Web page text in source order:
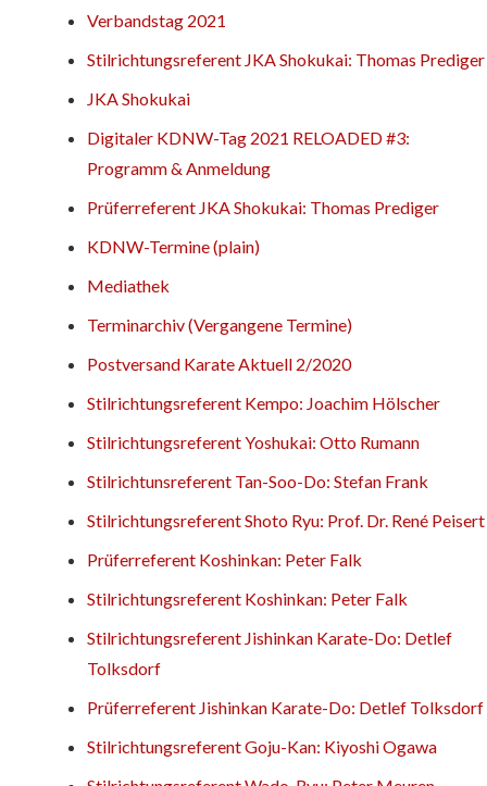
Verbandstag 2021
Stilrichtungsreferent JKA Shokukai: Thomas Prediger
JKA Shokukai
Digitaler KDNW-Tag 2021 RELOADED #3:
Programm & Anmeldung
Prüferreferent JKA Shokukai: Thomas Prediger
KDNW-Termine (plain)
Mediathek
Terminarchiv (Vergangene Termine)
Postversand Karate Aktuell 2/2020
Stilrichtungsreferent Kempo: Joachim Hölscher
Stilrichtungsreferent Yoshukai: Otto Rumann
Stilrichtunsreferent Tan-Soo-Do: Stefan Frank
Stilrichtungsreferent Shoto Ryu: Prof. Dr. René Peisert
Prüferreferent Koshinkan: Peter Falk
Stilrichtungsreferent Koshinkan: Peter Falk
Stilrichtungsreferent Jishinkan Karate-Do: Detlef
Tolksdorf
Prüferreferent Jishinkan Karate-Do: Detlef Tolksdorf
Stilrichtungsreferent Goju-Kan: Kiyoshi Ogawa